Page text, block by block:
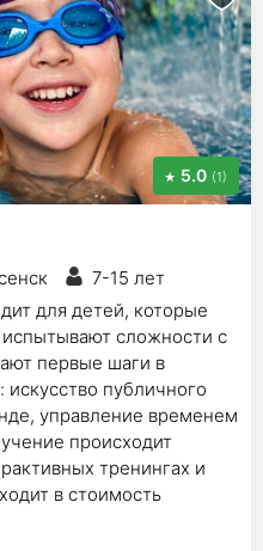
5.0 (1)
7-15 лет
для детей, которые
сложности с
первые шаги в
искусство публичного
управление временем
происходит
тренингах и
в стоимость